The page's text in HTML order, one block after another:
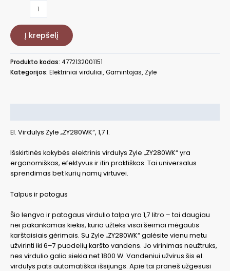
Elektrinis
virdulys
ZYLE
1,7
l
Į krepšelį
Produkto kodas: 4772132001151
Kategorijos: Elektriniai virduliai,Gamintojas, Zyle
El. Virdulys Zyle „ZY280WK“, 1,7 l.
Išskirtinės kokybės elektrinis virdulys Zyle „ZY280WK“ yra
ergonomiškas, efektyvus ir itin praktiškas. Tai universalus
sprendimas bet kurių namų virtuvei.
Talpus ir patogus
Šio lengvo ir patogaus virdulio talpa yra 1,7 litro – tai daugiau
nei pakankamas kiekis, kurio užteks visai šeimai mėgautis
karštaisiais gėrimais. Su Zyle „ZY280WK“ galėsite vienu metu
užvirinti iki 6–7 puodelių karšto vandens. Jo virinimas neužtruks,
nes virdulio galia siekia net 1800 W. Vandeniui užvirus šis el.
virdulys pats automatiškai išsijungs. Apie tai praneš užgesusi